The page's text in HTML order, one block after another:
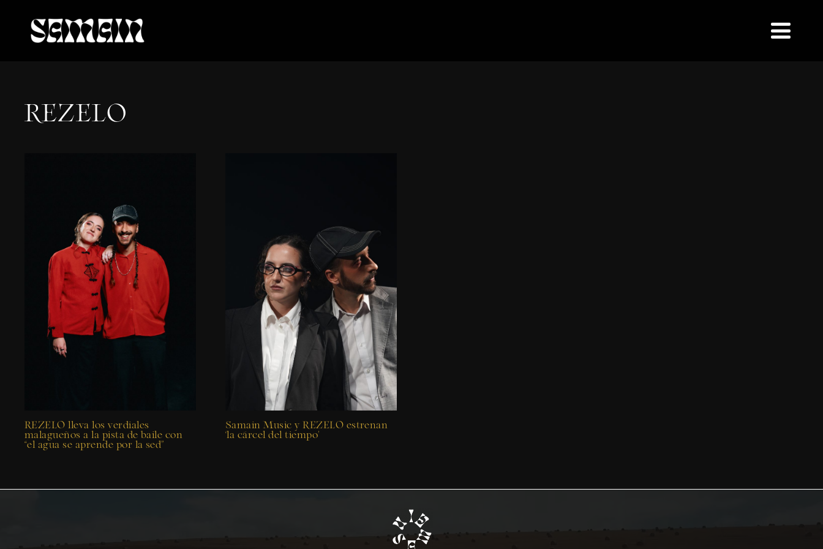
REZELO
REZELO lleva los verdiales
malagueños a la pista de baile con
“el agua se aprende por la sed”
Samain Music y REZELO estrenan
‘la cárcel del tiempo’